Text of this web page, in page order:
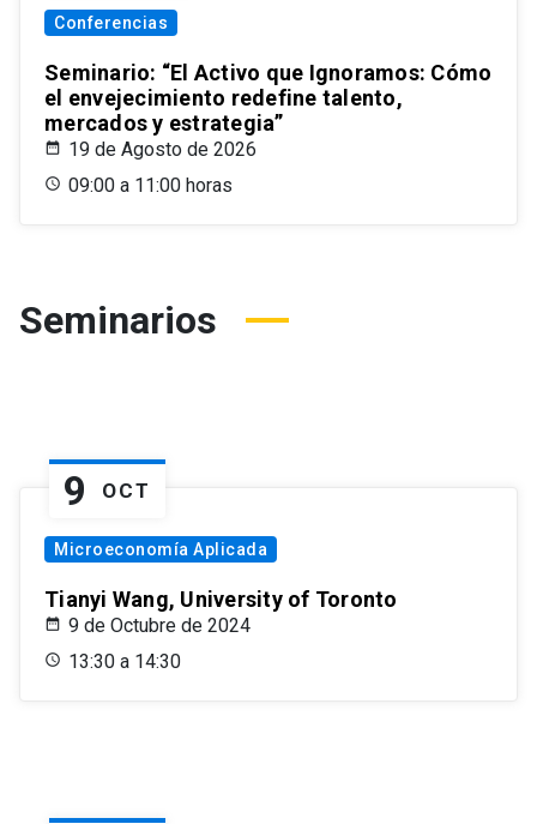
Conferencias
Seminario: “El Activo que Ignoramos: Cómo
el envejecimiento redefine talento,
mercados y estrategia”
19 de Agosto de 2026
09:00 a 11:00 horas
Seminarios
9 OCT
Microeconomía Aplicada
Tianyi Wang, University of Toronto
9 de Octubre de 2024
13:30 a 14:30